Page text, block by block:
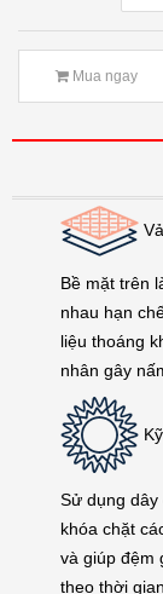
Mua ngay
Bề mặt trên
nhau hạn
liệu thoáng
nhân gây
Sử dụng
khóa chặt
và giúp đệm
theo thời